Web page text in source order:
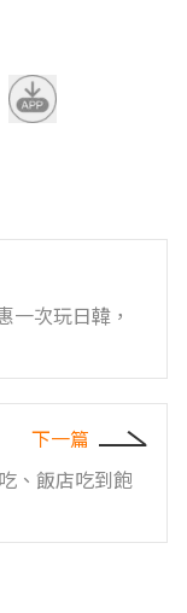
一次玩日韓，
下一篇
、飯店吃到飽